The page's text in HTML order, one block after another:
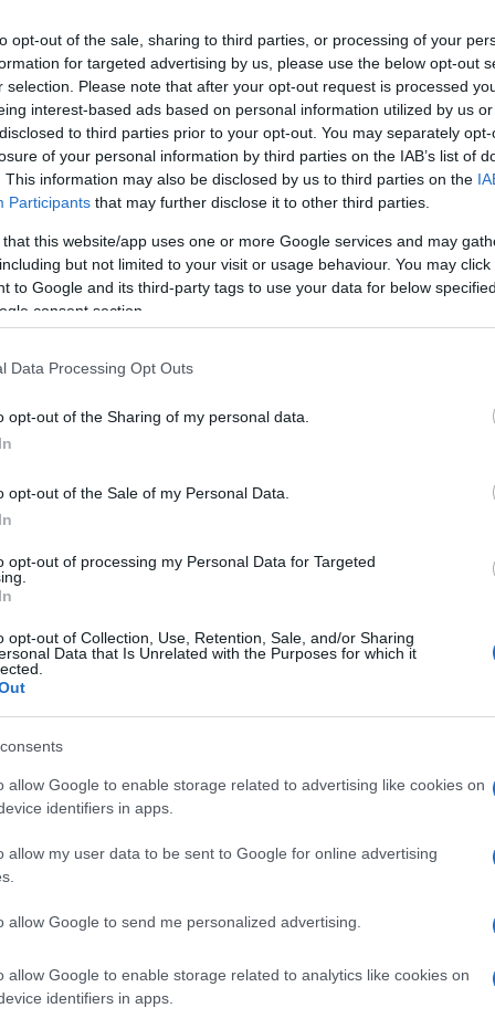
opt-out of the sale, sharing to third parties, or processing of your
for targeted advertising by us, please use the below opt-out
selection. Please note that after your opt-out request is processed
interest-based ads based on personal information utilized by us
to third parties prior to your opt-out. You may separately
of your personal information by third parties on the IAB’s list of
This information may also be disclosed by us to third parties on the
Participants that may further disclose it to other third parties.
that this website/app uses one or more Google services and may
but not limited to your visit or usage behaviour. You may
to Google and its third-party tags to use your data for below
consent section.
Data Processing Opt Outs
opt-out of the Sharing of my personal data.
opt-out of the Sale of my Personal Data.
opt-out of processing my Personal Data for Targeted
opt-out of Collection, Use, Retention, Sale, and/or Sharing
Data that Is Unrelated with the Purposes for which it
allow Google to enable storage related to advertising like cookies on
identifiers in apps.
allow my user data to be sent to Google for online advertising
allow Google to send me personalized advertising.
allow Google to enable storage related to analytics like cookies on
identifiers in apps.
ξεκάθαρο μήνυμα προς την Τουρκία
Άγκυρας που επιχειρεί να επικυρώσει τις
εκπρόσωπος υπογράμμισε ότι
σε εθνική νομοθεσία στερείται
του Διεθνούς Δικαίου, χαρακτηρίζοντας
κατανάλωσης».
Δίκαιο της Θάλασσας καθορίζει με
τις θαλάσσιες ζώνες και δεν νοείται
είναι ένα κράτος που το σέβεται
τη
Τι
Σ.
Ένα
Νέα
το